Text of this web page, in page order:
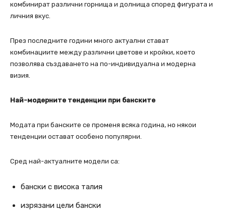
комбинират различни горнища и долнища според фигурата и
личния вкус.
През последните години много актуални стават
комбинациите между различни цветове и кройки, което
позволява създаването на по-индивидуална и модерна
визия.
Най-модерните тенденции при банските
Модата при банските се променя всяка година, но някои
тенденции остават особено популярни.
Сред най-актуалните модели са:
бански с висока талия
изрязани цели бански